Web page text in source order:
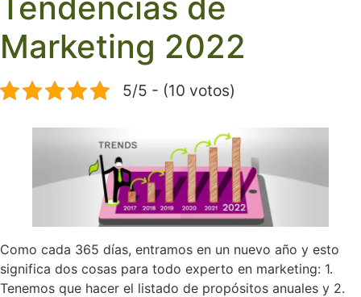
Marketing 2022
5/5 - (10 votos)
Como cada 365 días, entramos en un nuevo año y esto
significa dos cosas para todo experto en marketing: 1.
Tenemos que hacer el listado de propósitos anuales y 2.